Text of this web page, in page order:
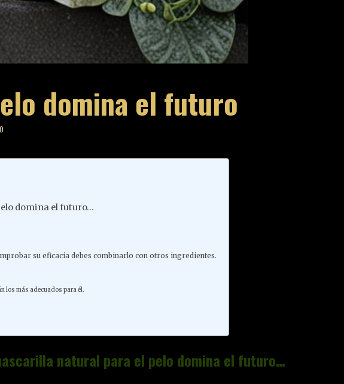
domina el futuro
domina el futuro…
su eficacia debes combinarlo con otros ingredientes.
los más adecuados para él.
natural para el pelo domina el futuro…